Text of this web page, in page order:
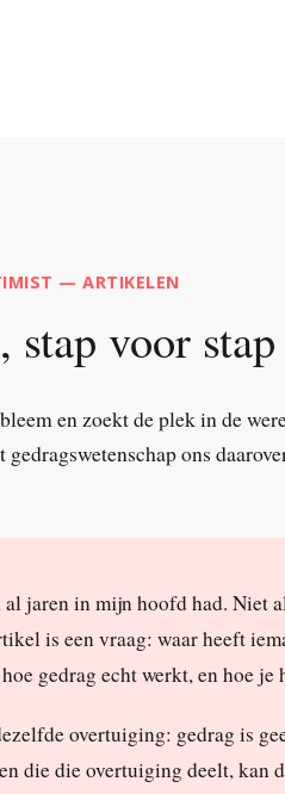
— ARTIKELEN
stap voor stap
en zoekt de plek in de
ons
jaren in mijn hoofd had. Niet
is een vraag: waar heeft
gedrag echt werkt, en hoe je
overtuiging: gedrag is
die die overtuiging deelt, kan